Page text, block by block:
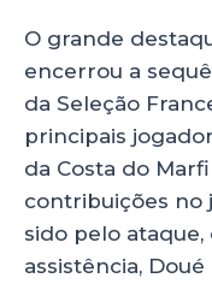
O grande
encerrou a
da Seleção
principais
da Costa do
contribuições no
sido pelo
assistência,